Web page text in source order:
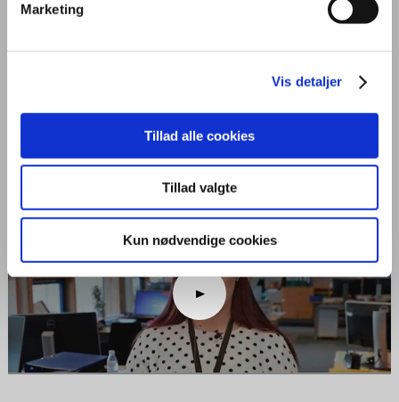
Marketing
Vis detaljer
Tillad alle cookies
Tillad valgte
Kun nødvendige cookies
Generelt
På kontoruddannelsen får du en grundlæggende viden om mundtlig
kontakt med kunder og service, og du arbejder med tekstbehandling,
regneark, databaser og andre IT-programmer.